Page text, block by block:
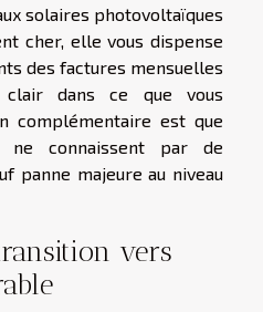
solaires photovoltaïques
cher, elle vous dispense
des factures mensuelles
dans ce que vous
complémentaire est que
ne connaissent par de
panne majeure au niveau
vers